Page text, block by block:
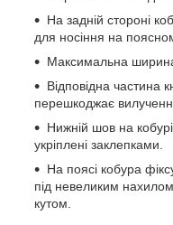
На задній стороні
для носіння на
Максимальна
Відповідна частина
перешкоджає
Нижній шов на
укріплені заклепками.
На поясі кобура
під невеликим
кутом.